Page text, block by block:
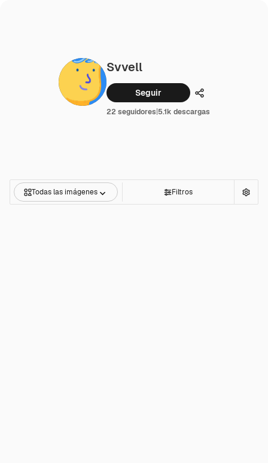
Svvell
Seguir Compartir
22 seguidores|5.1k descargas
Todas las imágenes Filtros